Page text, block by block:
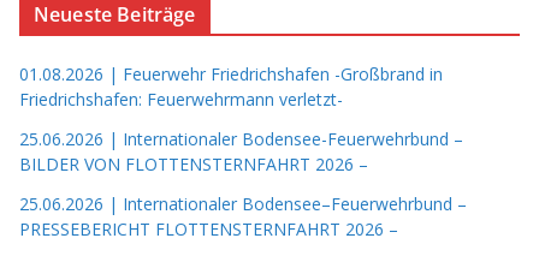
Neueste Beiträge
01.08.2026 | Feuerwehr Friedrichshafen -Großbrand in
Friedrichshafen: Feuerwehrmann verletzt-
25.06.2026 | Internationaler Bodensee-Feuerwehrbund –
BILDER VON FLOTTENSTERNFAHRT 2026 –
25.06.2026 | Internationaler Bodensee–Feuerwehrbund –
PRESSEBERICHT FLOTTENSTERNFAHRT 2026 –